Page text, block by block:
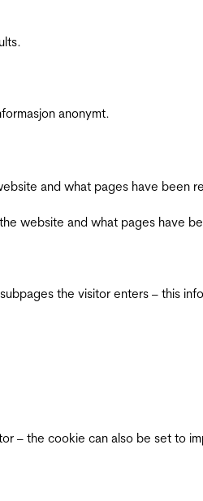
anonymt.
and what pages have been
website and what pages have
the visitor enters – this
– the cookie can also be set to